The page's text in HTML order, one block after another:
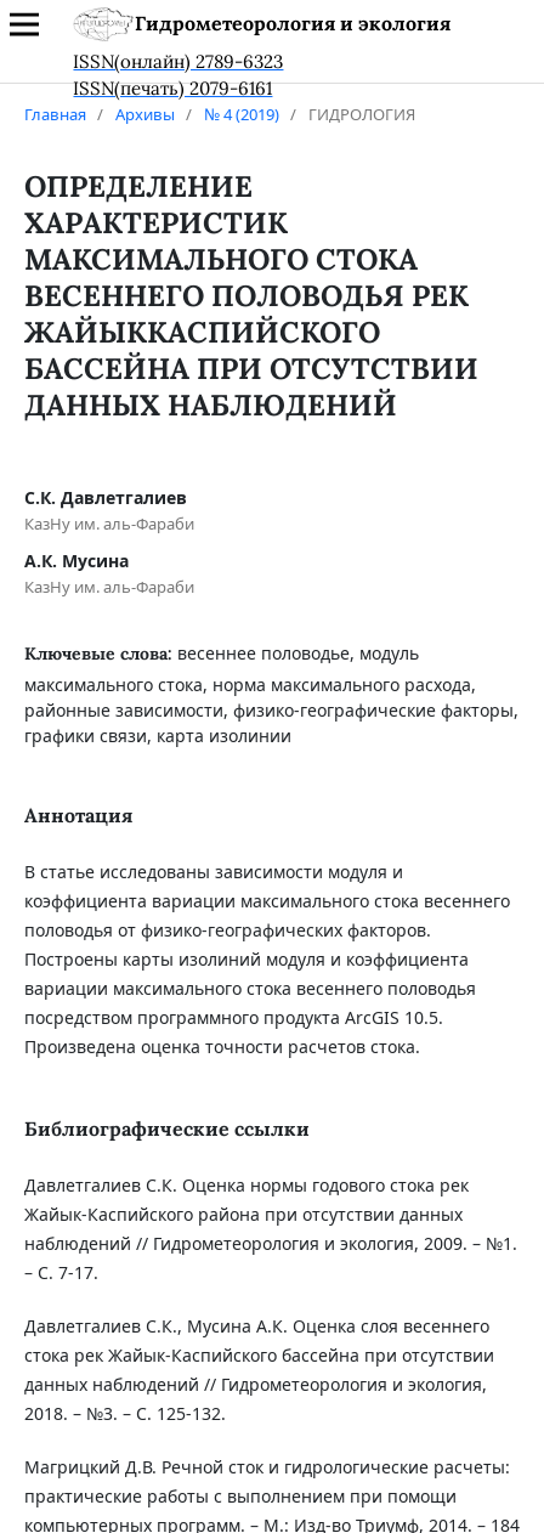
Гидрометеорология и экология
ISSN(онлайн) 2789-6323
ISSN(печать) 2079-6161
Главная / Архивы / № 4 (2019) / ГИДРОЛОГИЯ
ОПРЕДЕЛЕНИЕ
ХАРАКТЕРИСТИК
МАКСИМАЛЬНОГО СТОКА
ВЕСЕННЕГО ПОЛОВОДЬЯ РЕК
ЖАЙЫККАСПИЙСКОГО
БАССЕЙНА ПРИ ОТСУТСТВИИ
ДАННЫХ НАБЛЮДЕНИЙ
С.К. Давлетгалиев
КазНу им. аль-Фараби
А.К. Мусина
КазНу им. аль-Фараби
Ключевые слова: весеннее половодье, модуль
максимального стока, норма максимального расхода,
районные зависимости, физико-географические факторы,
графики связи, карта изолинии
Аннотация
В статье исследованы зависимости модуля и
коэффициента вариации максимального стока весеннего
половодья от физико-географических факторов.
Построены карты изолиний модуля и коэффициента
вариации максимального стока весеннего половодья
посредством программного продукта ArcGIS 10.5.
Произведена оценка точности расчетов стока.
Библиографические ссылки
Давлетгалиев С.К. Оценка нормы годового стока рек
Жайык-Каспийского района при отсутствии данных
наблюдений // Гидрометеорология и экология, 2009. – №1.
– С. 7-17.
Давлетгалиев С.К., Мусина А.К. Оценка слоя весеннего
стока рек Жайык-Каспийского бассейна при отсутствии
данных наблюдений // Гидрометеорология и экология,
2018. – №3. – С. 125-132.
Магрицкий Д.В. Речной сток и гидрологические расчеты:
практические работы с выполнением при помощи
компьютерных программ. – М.: Изд-во Триумф, 2014. – 184